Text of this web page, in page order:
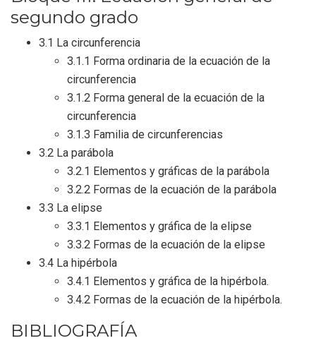
segundo grado
3.1 La circunferencia
3.1.1 Forma ordinaria de la ecuación de la
circunferencia
3.1.2 Forma general de la ecuación de la
circunferencia
3.1.3 Familia de circunferencias
3.2 La parábola
3.2.1 Elementos y gráficas de la parábola
3.2.2 Formas de la ecuación de la parábola
3.3 La elipse
3.3.1 Elementos y gráfica de la elipse
3.3.2 Formas de la ecuación de la elipse
3.4 La hipérbola
3.4.1 Elementos y gráfica de la hipérbola.
3.4.2 Formas de la ecuación de la hipérbola.
BIBLIOGRAFÍA